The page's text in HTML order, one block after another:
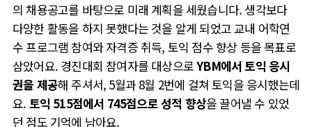
의 채용공고를 바탕으로 미래 계획을 세웠습니다. 생각보다
다양한 활동을 하지 못했다는 것을 알게 되었고 교내 어학연
수 프로그램 참여와 자격증 취득, 토익 점수 향상 등을 목표로
삼았어요. 경진대회 참여자를 대상으로YBM에서 토익 응시
권을 제공해 주셔서, 5월과 8월 2번에 걸쳐 토익을 응시했는데
요. 토익 515점에서 745점으로 성적 향상을 끌어낼 수 있었
던 점도 기억에 남아요.